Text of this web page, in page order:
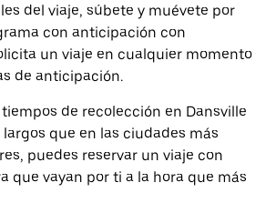
del viaje, súbete y muévete por
con anticipación con
un viaje en cualquier momento
de anticipación.
tiempos de recolección en Dansville
que en las ciudades más
puedes reservar un viaje con
que vayan por ti a la hora que más